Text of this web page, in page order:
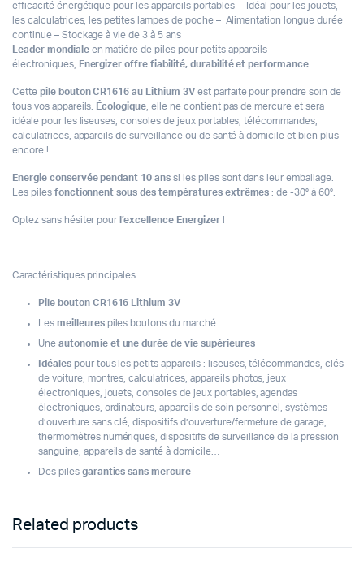
efficacité énergétique pour les appareils portables – Idéal pour les jouets,
les calculatrices, les petites lampes de poche – Alimentation longue durée
continue – Stockage à vie de 3 à 5 ans
Leader mondialeen matière de piles pour petits appareils
électroniques,
Energizer offre fiabilité, durabilité et performance
Cette pile bouton CR1616 au Lithium 3Vest parfaite pour prendre soin de
tous vos appareils.
Écologique , elle ne contient pas de mercure et sera
idéale pour les liseuses, consoles de jeux portables, télécommandes,
calculatrices, appareils de surveillance ou de santé à domicile et bien plus
encore !
Energie conservée pendant 10 ans si les piles sont dans leur emballage.
Les piles fonctionnent sous des températures extrêmes : de -30° à 60°.
Optez sans hésiter pour l’excellence Energizer!
Caractéristiques principales :
Pile bouton CR1616 Lithium 3V
Les meilleurespiles boutons du marché
Une autonomie et une durée de vie supérieures
Idéalespour tous les petits appareils : liseuses, télécommandes, clés
de voiture, montres, calculatrices, appareils photos, jeux
électroniques, jouets, consoles de jeux portables, agendas
électroniques, ordinateurs, appareils de soin personnel, systèmes
d’ouverture sans clé, dispositifs d’ouverture/fermeture de garage,
thermomètres numériques, dispositifs de surveillance de la pression
sanguine, appareils de santé à domicile…
Des pilesgaranties sans mercure
Related products